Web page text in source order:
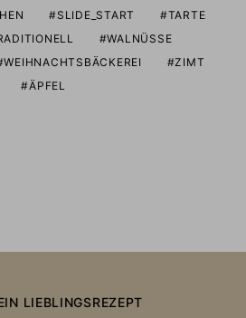
SLIDE_START
TARTE
WALNÜSSE
WEIHNACHTSBÄCKEREI
ZIMT
ÄPFEL
LIEBLINGSREZEPT